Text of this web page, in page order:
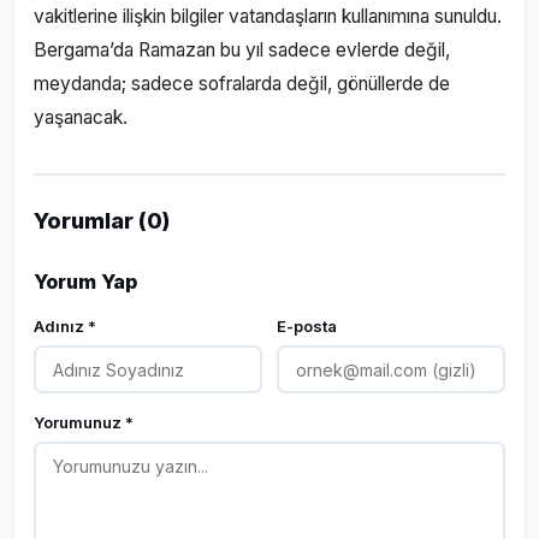
vakitlerine ilişkin bilgiler vatandaşların kullanımına sunuldu.
Bergama’da Ramazan bu yıl sadece evlerde değil,
meydanda; sadece sofralarda değil, gönüllerde de
yaşanacak.
Yorumlar (0)
Yorum Yap
Adınız * E-posta
Yorumunuz *